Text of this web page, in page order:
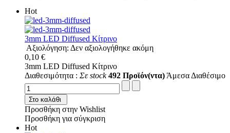
Hot
3mm LED Diffused Κίτρινο
Αξιολόγηση: Δεν αξιολογήθηκε ακόμη
0,10 €
3mm LED Diffused Κίτρινο
Διαθεσιμότητα : Σε stock 492 Προϊόν(ντα) Άμεσα Διαθέσιμο
Στο καλάθι
Προσθήκη στην Wishlist
Προσθήκη για σύγκριση
Hot